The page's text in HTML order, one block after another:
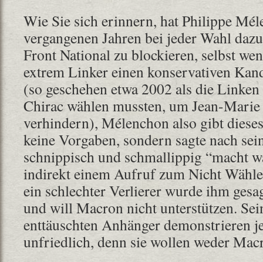
Wie Sie sich erinnern, hat Philippe
vergangenen Jahren bei jeder Wahl
Front National zu blockieren, selbst
extrem Linker einen konservativen
(so geschehen etwa 2002 als die
Chirac wählen mussten, um Jean-
verhindern), Mélenchon also gibt
keine Vorgaben, sondern sagte nach
schnippisch und schmallippig “macht
indirekt einem Aufruf zum Nicht
ein schlechter Verlierer wurde ihm
und will Macron nicht unterstützen.
enttäuschten Anhänger demonstrieren
unfriedlich, denn sie wollen weder